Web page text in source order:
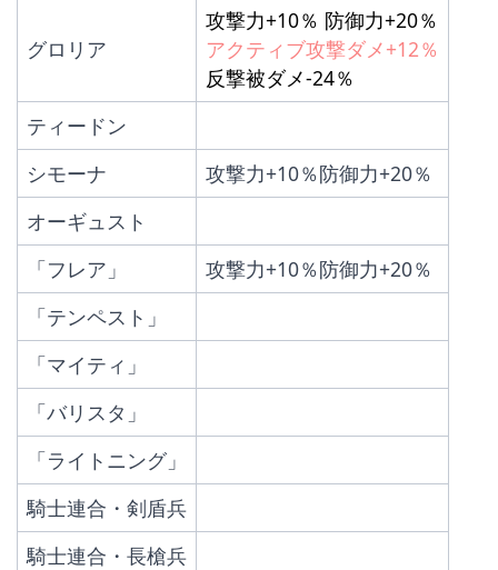
グロリア
攻撃力+10％ 防御力+20％
アクティブ攻撃ダメ+12％
反撃被ダメ-24％
ティードン
シモーナ
攻撃力+10％防御力+20％
オーギュスト
「フレア」
攻撃力+10％防御力+20％
「テンペスト」
「マイティ」
「バリスタ」
「ライトニング」
騎士連合・剣盾兵
騎士連合・長槍兵